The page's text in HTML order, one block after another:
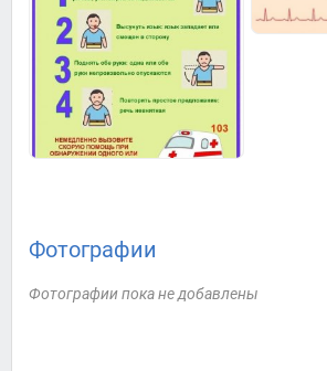
Фотографии
Фотографии пока не добавлены